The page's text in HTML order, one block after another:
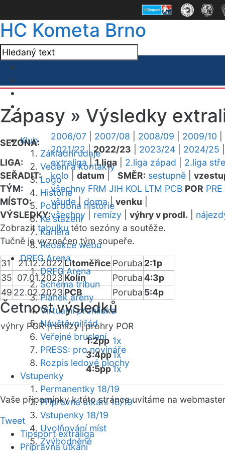
HC Kometa Brno
Klub
Základní údaje
Vedení a kontakty
Logo
Historie
Podrobná historie
Ke stažení
Kariéra
Redakce webu
DRFG Arena
DRFG Arena
Schéma tribun
Plánek areny
Virtuální prohlídka
Návštěvní řád
Veřejné bruslení
PRESS: pro novináře
Rozpis ledové plochy
Vstupenky
Permanentky 18/19
Přípravná utkání 18/19
Vstupenky 18/19
Uvolňování míst
Zvýhodněné
Zápasy » Výsledky
SEZONA:
2006/07 2007/08 2008/09 2009/10
2021/22|2022/23 2023/24 2024/25
LIGA:
extraliga |1.liga 2.liga západ 2.liga
SEŘADIT:
kolo datum SMĚR: sestupně
TÝM:
všechny FRM JIH KOL LTM PCB POR PRE
MÍSTO:
všude| doma| venku
VÝSLEDKY:všechny remízy výhry v prodl.
Zobrazit tabulku této sezóny a soutěže.
Tučně je vyznačen tým soupeře.
31 21.12.2022Litoměřice Poruba 2:1p
35 07.01.2023 Kolín Poruba4:3p
49 22.02.2023 PCB Poruba 5:4p
Četnost výsledků
výhry POR |remízy | prohry POR
1:2pp 1x
3:4pp1x
4:5pp1x
Vaše připomínky k této stránce uvítáme na webmaster
Tweet
Tipsport extraliga
Přípravná utkání